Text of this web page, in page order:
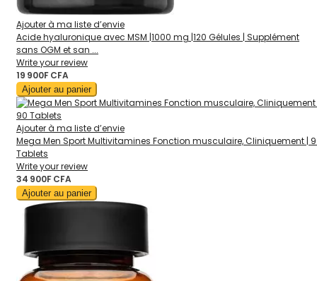
Ajouter à ma liste d’envie
Acide hyaluronique avec MSM |1000 mg |120 Gélules | Supplément
sans OGM et san ...
Write your review
19 900F CFA
Ajouter au panier
Ajouter à ma liste d’envie
Mega Men Sport Multivitamines Fonction musculaire, Cliniquement |
Tablets
Write your review
34 900F CFA
Ajouter au panier